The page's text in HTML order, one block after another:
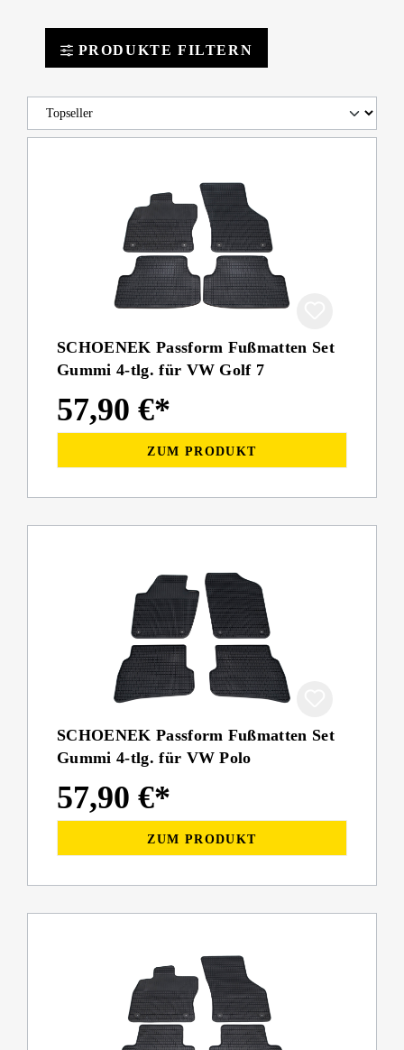
PRODUKTE FILTERN
SCHOENEK Passform Fußmatten Set
Gummi 4-tlg. für VW Golf 7
57,90 €*
ZUM PRODUKT
SCHOENEK Passform Fußmatten Set
Gummi 4-tlg. für VW Polo
57,90 €*
ZUM PRODUKT